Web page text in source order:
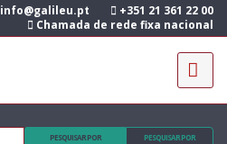
info@galileu.pt
+351 21 361 22 00
Chamada de rede fixa nacional
PESQUISAR POR PESQUISAR POR